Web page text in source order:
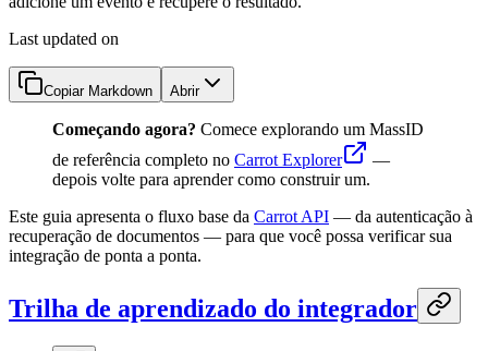
Last updated on
Copiar Markdown Abrir
Começando agora? Comece explorando um MassID
de referência completo no Carrot Explorer
—
depois volte para aprender como construir um.
Este guia apresenta o fluxo base da Carrot API — da autenticação à
recuperação de documentos — para que você possa verificar sua
integração de ponta a ponta.
Trilha de aprendizado do integrador